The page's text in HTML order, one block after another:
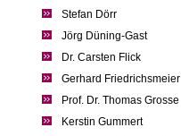
Stefan Dörr
Jörg Düning-Gast
Dr. Carsten Flick
Gerhard Friedrichsmeier
Prof. Dr. Thomas Grosse
Kerstin Gummert